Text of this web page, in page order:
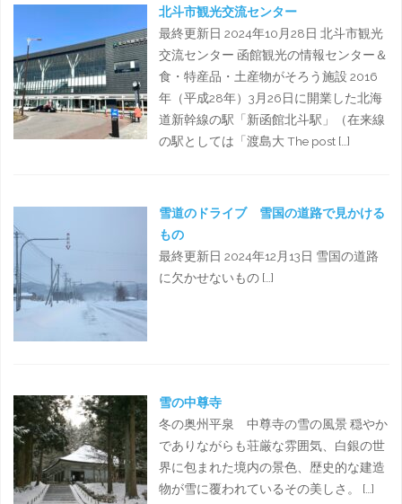
北斗市観光交流センター
最終更新日 2024年10月28日 北斗市観光
交流センター 函館観光の情報センター＆
食・特産品・土産物がそろう施設 2016
年（平成28年）3月26日に開業した北海
道新幹線の駅「新函館北斗駅」（在来線
の駅としては「渡島大 The post […]
雪道のドライブ 雪国の道路で見かける
もの
最終更新日 2024年12月13日 雪国の道路
に欠かせないもの […]
雪の中尊寺
冬の奥州平泉 中尊寺の雪の風景 穏やか
でありながらも荘厳な雰囲気、白銀の世
界に包まれた境内の景色、歴史的な建造
物が雪に覆われているその美しさ。 […]